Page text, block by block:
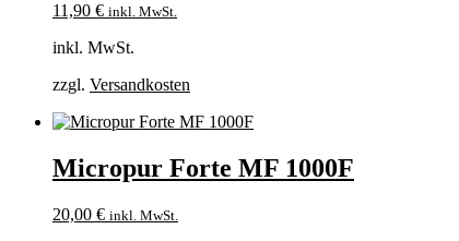
11,90 € inkl. MwSt.
inkl. MwSt.
zzgl. Versandkosten
Micropur Forte MF 1000F
20,00 € inkl. MwSt.